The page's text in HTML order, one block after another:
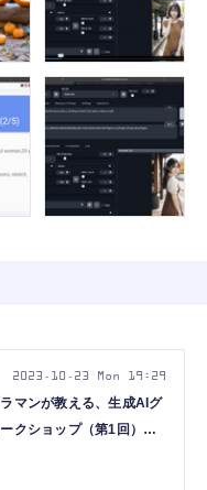
マンが教える、生成AIグ
クショップ（第1回）を
2023.10.23 Mon 19:29